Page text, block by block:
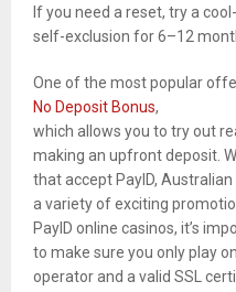
If you need a reset, try a
self-exclusion for 6–12
One of the most popular
No Deposit Bonus,
which allows you to try out
making an upfront deposit.
that accept PayID,
a variety of exciting
PayID online casinos, it’s
to make sure you only play
operator and a valid SSL